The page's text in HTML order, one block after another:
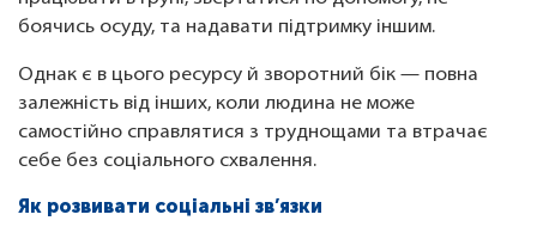
боячись осуду, та надавати підтримку іншим.
Однак є в цього ресурсу й зворотний бік — повна
залежність від інших, коли людина не може
самостійно справлятися з труднощами та втрачає
себе без соціального схвалення.
Як розвивати соціальні зв’язки